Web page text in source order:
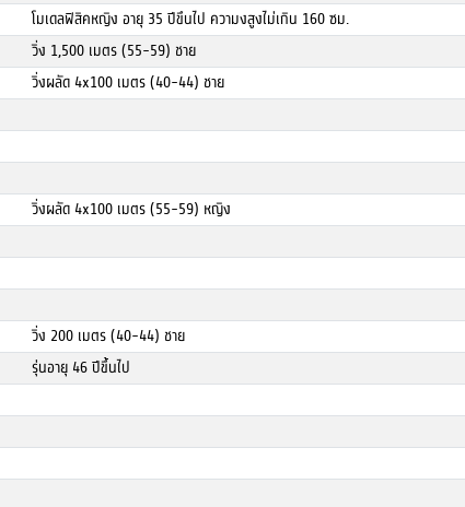
โมเดลฟิสิคหญิง อายุ 35 ปีขึนไป ความงสูงไม่เกิน 160 ซม.
วิ่ง 1,500 เมตร (55-59) ชาย
วิ่งผลัด 4x100 เมตร (40-44) ชาย
วิ่งผลัด 4x100 เมตร (55-59) หญิง
วิ่ง 200 เมตร (40-44) ชาย
รุ่นอายุ 46 ปีขึ้นไป